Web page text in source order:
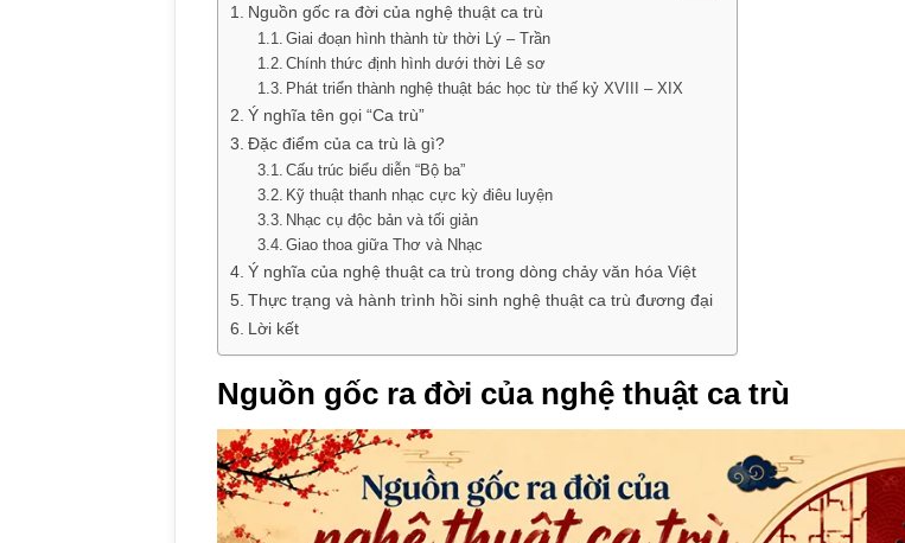
Nguồn gốc ra đời của nghệ thuật ca trù
Giai đoạn hình thành từ thời Lý – Trần
Chính thức định hình dưới thời Lê sơ
Phát triển thành nghệ thuật bác học từ thế kỷ XVIII – XIX
Ý nghĩa tên gọi “Ca trù”
Đặc điểm của ca trù là gì?
Cấu trúc biểu diễn “Bộ ba”
Kỹ thuật thanh nhạc cực kỳ điêu luyện
Nhạc cụ độc bản và tối giản
Giao thoa giữa Thơ và Nhạc
Ý nghĩa của nghệ thuật ca trù trong dòng chảy văn hóa Việt
Thực trạng và hành trình hồi sinh nghệ thuật ca trù đương đại
Lời kết
Nguồn gốc ra đời của nghệ thuật ca trù